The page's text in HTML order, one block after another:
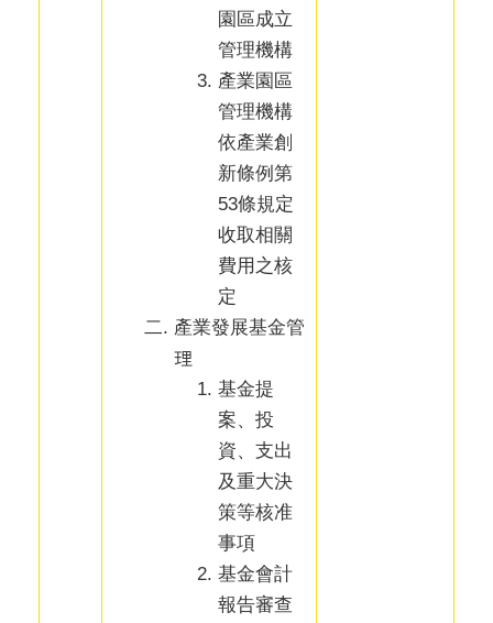
園區成立
管理機構
產業園區
管理機構
依產業創
新條例第
53條規定
收取相關
費用之核
定
產業發展基金管
理
基金提
案、投
資、支出
及重大決
策等核准
事項
基金會計
報告審查